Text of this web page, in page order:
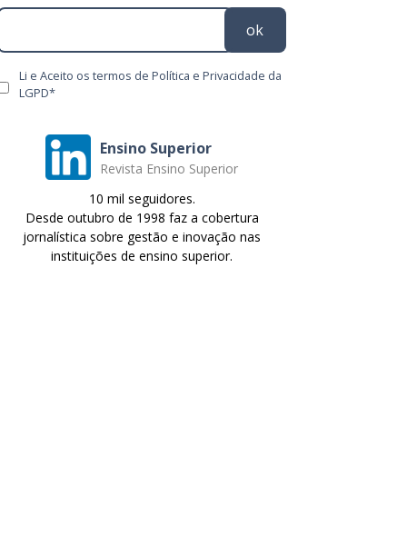
ok
Li e Aceito os termos de Política e Privacidade da
LGPD*
Ensino Superior
Revista Ensino Superior
10 mil seguidores.
Desde outubro de 1998 faz a cobertura
jornalística sobre gestão e inovação nas
instituições de ensino superior.